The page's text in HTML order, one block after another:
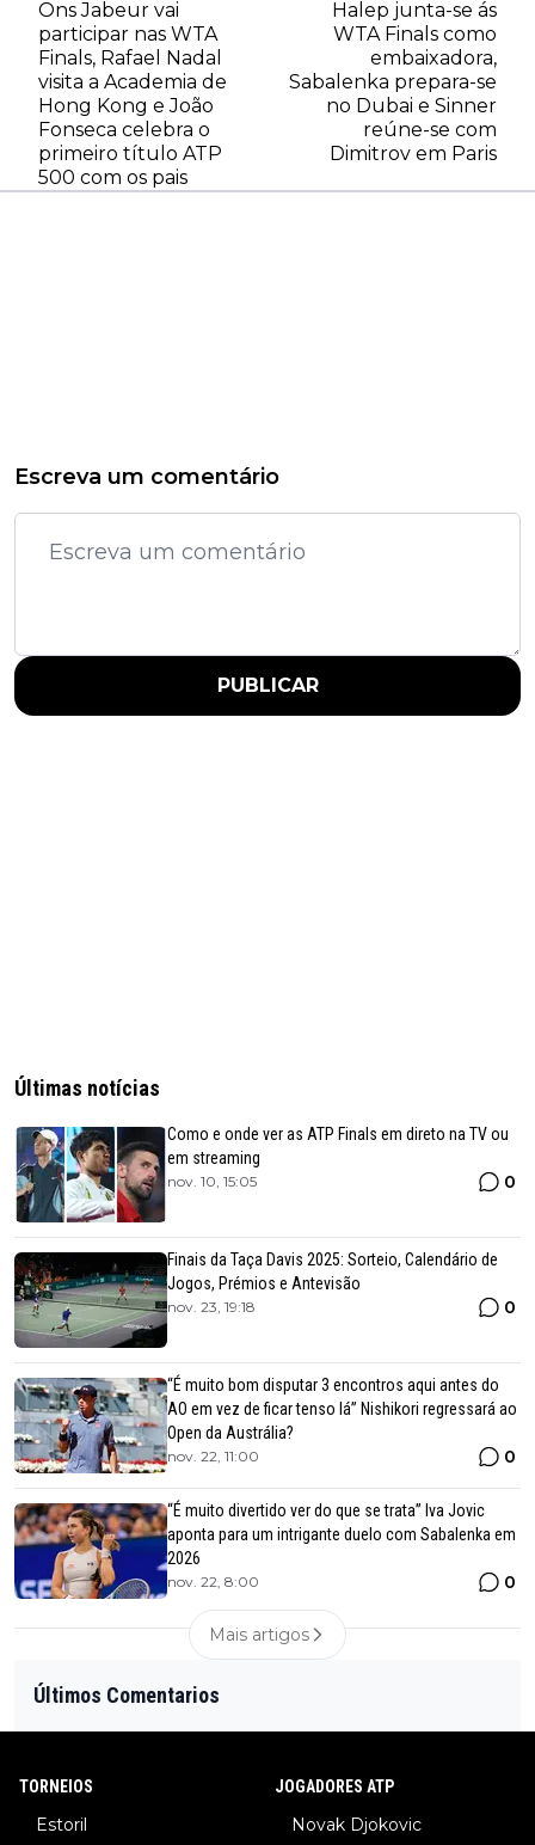
Ons Jabeur vai
participar nas WTA
Finals, Rafael Nadal
visita a Academia de
Hong Kong e João
Fonseca celebra o
primeiro título ATP
500 com os pais
Halep junta-se ás
WTA Finals como
embaixadora,
Sabalenka prepara-se
no Dubai e Sinner
reúne-se com
Dimitrov em Paris
Escreva um comentário
PUBLICAR
Últimas notícias
Como e onde ver as ATP Finals em direto na TV ou
em streaming
nov. 10, 15:05 0
Finais da Taça Davis 2025: Sorteio, Calendário de
Jogos, Prémios e Antevisão
nov. 23, 19:18 0
“É muito bom disputar 3 encontros aqui antes do
AO em vez de ficar tenso lá” Nishikori regressará ao
Open da Austrália?
nov. 22, 11:00 0
“É muito divertido ver do que se trata” Iva Jovic
aponta para um intrigante duelo com Sabalenka em
2026
nov. 22, 8:00 0
Mais artigos
Últimos Comentarios
TORNEIOS
Estoril
JOGADORES ATP
Novak Djokovic